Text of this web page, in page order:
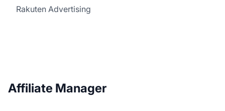
Rakuten Advertising
Affiliate Manager